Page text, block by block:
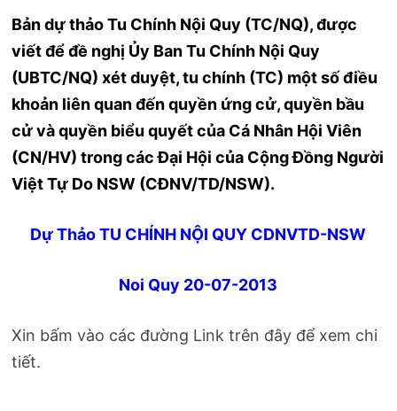
Bản dự thảo Tu Chính Nội Quy (TC/NQ), được
viết để đề nghị Ủy Ban Tu Chính Nội Quy
(UBTC/NQ) xét duyệt, tu chính (TC) một số điều
khoản liên quan đến quyền ứng cử, quyền bầu
cử và quyền biểu quyết của Cá Nhân Hội Viên
(CN/HV)trong các Đại Hội của Cộng Đồng Người
Việt Tự Do NSW (CĐNV/TD/NSW).
Dự Thảo TU CHÍNH NỘI QUY CDNVTD-NSW
Noi Quy 20-07-2013
Xin bấm vào các đường Link trên đây để xem chi
tiết.